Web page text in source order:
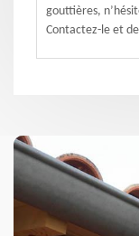
gouttières,
Contactez-le et